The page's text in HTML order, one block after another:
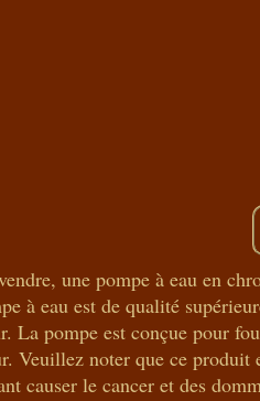
une pompe à eau en
à eau est de qualité
La pompe est conçue pour
Veuillez noter que ce produit
causer le cancer et des